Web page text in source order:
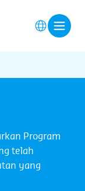
Program
telah
yang